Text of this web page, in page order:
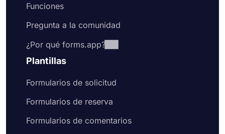
Funciones
Pregunta a la comunidad
¿Por qué forms.app?
Plantillas
Formularios de solicitud
Formularios de reserva
Formularios de comentarios